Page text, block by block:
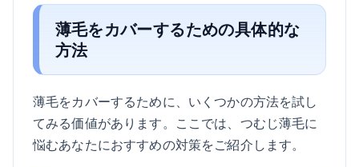
薄毛をカバーするための具体的な
方法
薄毛をカバーするために、いくつかの方法を試し
てみる価値があります。ここでは、つむじ薄毛に
悩むあなたにおすすめの対策をご紹介します。